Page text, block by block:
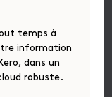
temps à
information
dans un
robuste.